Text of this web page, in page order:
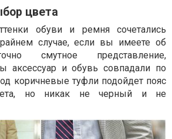
цвета
обуви и ремня сочетались
случае, если вы имеете об
смутное представление,
аксессуар и обувь совпадали по
коричневые туфли подойдет пояс
но никак не черный и не